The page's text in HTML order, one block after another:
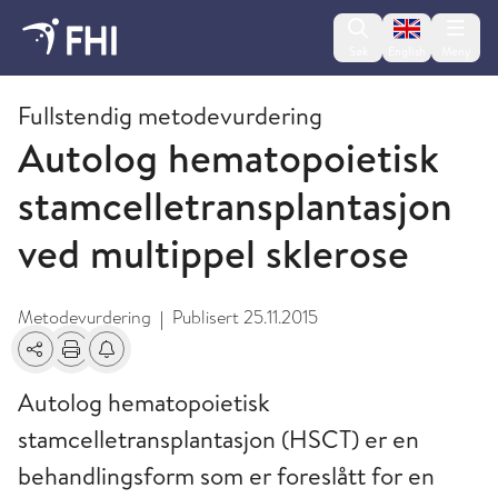
Change
2015 - publikasjoner fra FHI
Fullstendig metodevurdering
Autolog hematopoietisk
stamcelletransplantasjon
ved multippel sklerose
Metodevurdering | Publisert25.11.2015
Del Skriv utFå varsel om endringer
Autolog hematopoietisk
stamcelletransplantasjon (HSCT) er en
behandlingsform som er foreslått for en